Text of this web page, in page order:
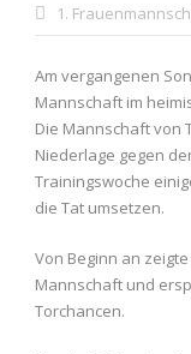
1.
Am vergangenen
Mannschaft im
Die Mannschaft von
Niederlage gegen
Trainingswoche
die Tat umsetzen.
Von Beginn an
Mannschaft und
Torchancen.